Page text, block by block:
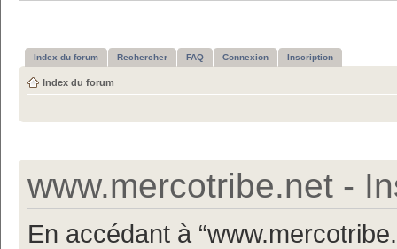
Index du forum Rechercher FAQ Connexion Inscription
Index du forum
www.mercotribe.net -
En accédant à